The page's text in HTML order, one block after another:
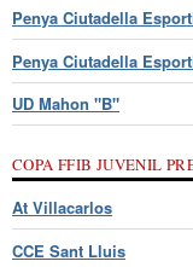
Penya Ciutadella
Penya Ciutadella
UD Mahon "B"
COPA FFIB JUVENIL
At Villacarlos
CCE Sant Lluis